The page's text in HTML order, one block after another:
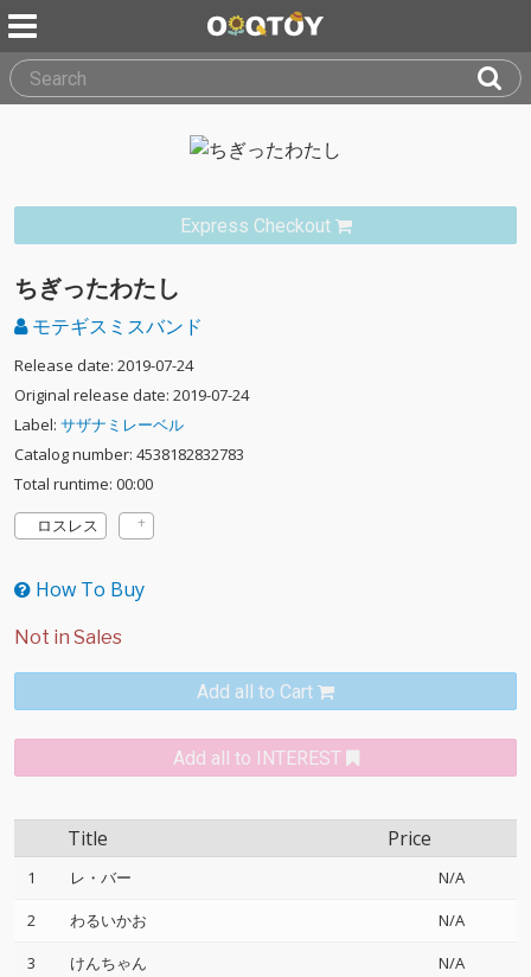
Express Checkout
ちぎったわたし
モテギスミスバンド
Release date: 2019-07-24
Original release date: 2019-07-24
Label: サザナミレーベル
Catalog number: 4538182832783
Total runtime: 00:00
ロスレス
How To Buy
Add all to Cart
Add all to INTEREST
Title Price
1 レ・バー
N/A
2
わるいかお
N/A
3
けんちゃん
N/A